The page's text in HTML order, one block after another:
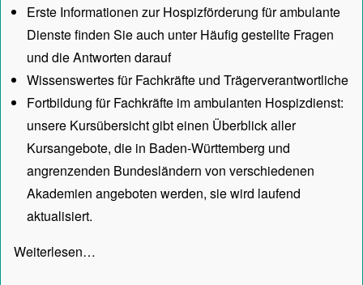
Erste Informationen zur Hospizförderung für ambulante
Dienste finden Sie auch unterHäufig gestellte Fragen
und die Antworten darauf
Wissenswertes für Fachkräfte und Trägerverantwortliche
Fortbildung für Fachkräfte im ambulanten Hospizdienst:
unsere Kursübersichtgibt einen Überblick aller
Kursangebote, die in Baden-Württemberg und
angrenzenden Bundesländern von verschiedenen
Akademien angeboten werden, sie wird laufend
aktualisiert.
Weiterlesen…